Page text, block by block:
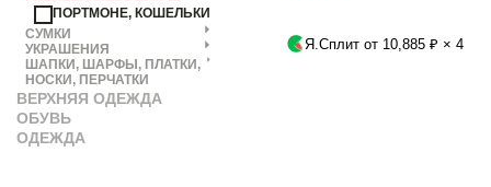
ПОРТМОНЕ, КОШЕЛЬКИ
СУМКИ
УКРАШЕНИЯ
ШАПКИ, ШАРФЫ, ПЛАТКИ,
НОСКИ, ПЕРЧАТКИ
ВЕРХНЯЯ ОДЕЖДА
ОБУВЬ
ОДЕЖДА
Я.Сплит от 10,885 ₽ × 4